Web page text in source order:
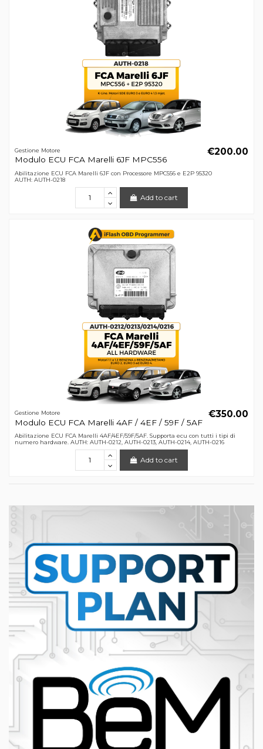
Gestione Motore
Modulo ECU FCA Marelli 6JF MPC556
€200.00
Abilitazione ECU FCA Marelli 6JF con Processore MPC556 e E2P 95320
AUTH: AUTH-0218
Add to cart
Gestione Motore
Modulo ECU FCA Marelli 4AF / 4EF / 59F / 5AF
€350.00
Abilitazione ECU FCA Marelli 4AF/4EF/59F/5AF. Supporta ecu con tutti i tipi di
numero hardware. AUTH: AUTH-0212, AUTH-0213, AUTH-0214, AUTH-0216
Add to cart